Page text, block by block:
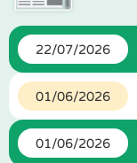
22/07/2026
01/06/2026
01/06/2026